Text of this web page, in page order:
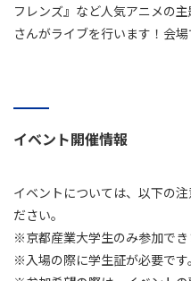
フレンズ』など人気アニメの
さんがライブを行います！会
イベント開催情報
イベントについては、以下の
ださい。
※京都産業大学生のみ参加でき
※入場の際に学生証が必要です